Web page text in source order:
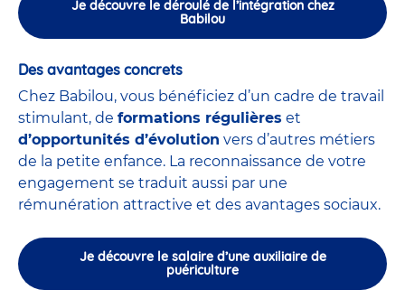
Je découvre le déroulé de l’intégration chez
Babilou
Des avantages concrets
Chez Babilou, vous bénéficiez d’un cadre de travail
stimulant, de formations régulières et
d’opportunités d’évolution vers d’autres métiers
de la petite enfance. La reconnaissance de votre
engagement se traduit aussi par une
rémunération attractive et des avantages sociaux.
Je découvre le salaire d’une auxiliaire de
puériculture